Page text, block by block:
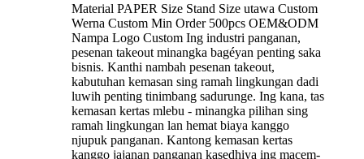
Material PAPER Size Stand Size utawa Custom
Werna Custom Min Order 500pcs OEM&ODM
Nampa Logo Custom Ing industri panganan,
pesenan takeout minangka bagéyan penting saka
bisnis. Kanthi nambah pesenan takeout,
kabutuhan kemasan sing ramah lingkungan dadi
luwih penting tinimbang sadurunge. Ing kana, tas
kemasan kertas mlebu - minangka pilihan sing
ramah lingkungan lan hemat biaya kanggo
njupuk panganan. Kantong kemasan kertas
kanggo jajanan panganan kasedhiya ing macem-